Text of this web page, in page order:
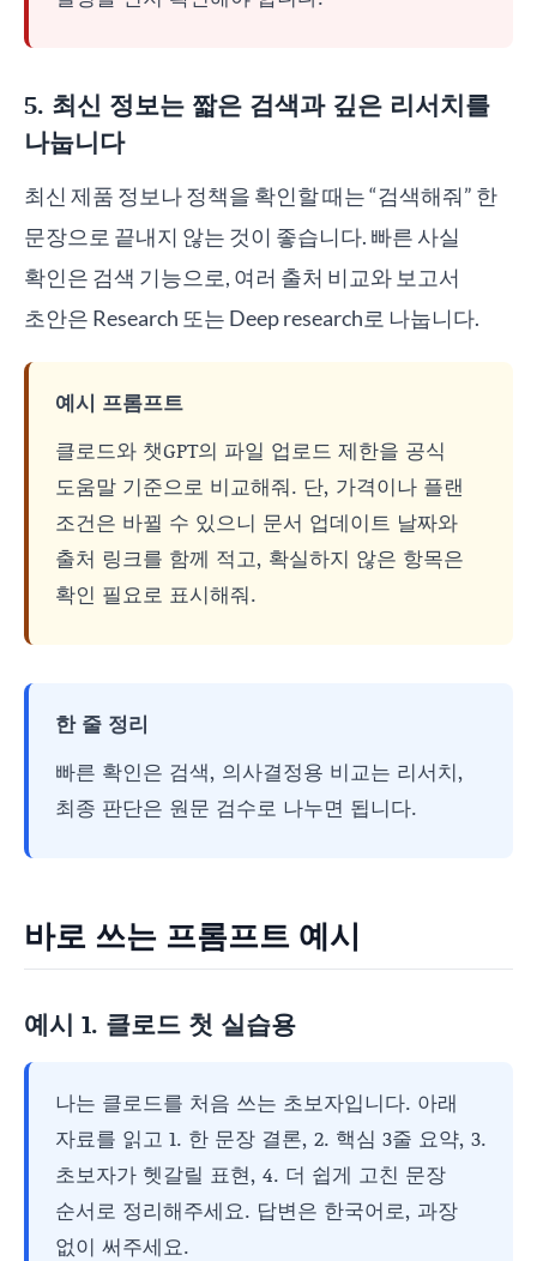
5. 최신 정보는 짧은 검색과 깊은 리서치를
나눕니다
최신 제품 정보나 정책을 확인할 때는 “검색해줘” 한
문장으로 끝내지 않는 것이 좋습니다. 빠른 사실
확인은 검색 기능으로, 여러 출처 비교와 보고서
초안은 Research 또는 Deep research로 나눕니다.
예시 프롬프트
클로드와 챗GPT의 파일 업로드 제한을 공식
도움말 기준으로 비교해줘. 단, 가격이나 플랜
조건은 바뀔 수 있으니 문서 업데이트 날짜와
출처 링크를 함께 적고, 확실하지 않은 항목은
확인 필요로 표시해줘.
한 줄 정리
빠른 확인은 검색, 의사결정용 비교는 리서치,
최종 판단은 원문 검수로 나누면 됩니다.
바로 쓰는 프롬프트 예시
예시 1. 클로드 첫 실습용
나는 클로드를 처음 쓰는 초보자입니다. 아래
자료를 읽고 1. 한 문장 결론, 2. 핵심 3줄 요약, 3.
초보자가 헷갈릴 표현, 4. 더 쉽게 고친 문장
순서로 정리해주세요. 답변은 한국어로, 과장
없이 써주세요.